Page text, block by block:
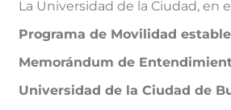
La Universidad de la Ciudad, en
Programa de Movilidad
Memorándum de
Universidad de la Ciudad de